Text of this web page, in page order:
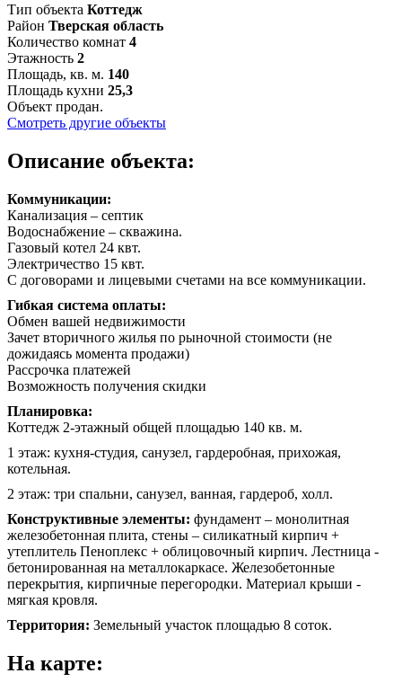
Тип объекта Коттедж
Район Тверская область
Количество комнат 4
Этажность 2
Площадь, кв. м. 140
Площадь кухни 25,3
Объект продан.
Смотреть другие объекты
Описание объекта:
Коммуникации:
Канализация – септик
Водоснабжение – скважина.
Газовый котел 24 квт.
Электричество 15 квт.
С договорами и лицевыми счетами на все коммуникации.
Гибкая система оплаты:
Обмен вашей недвижимости
Зачет вторичного жилья по рыночной стоимости (не
дожидаясь момента продажи)
Рассрочка платежей
Возможность получения скидки
Планировка:
Коттедж 2-этажный общей площадью 140 кв. м.
1 этаж: кухня-студия, санузел, гардеробная, прихожая,
котельная.
2 этаж: три спальни, санузел, ванная, гардероб, холл.
Конструктивные элементы: фундамент – монолитная
железобетонная плита, стены – силикатный кирпич +
утеплитель Пеноплекс + облицовочный кирпич. Лестница -
бетонированная на металлокаркасе. Железобетонные
перекрытия, кирпичные перегородки. Материал крыши -
мягкая кровля.
Территория: Земельный участок площадью 8 соток.
На карте: